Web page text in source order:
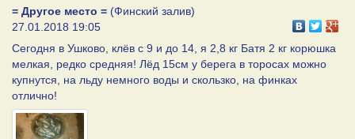
= Другое место = (Финский залив)
27.01.2018 19:05
Сегодня в Ушково, клёв с 9 и до 14, я 2,8 кг Батя 2 кг корюшка
мелкая, редко средняя! Лёд 15см у берега в торосах можно
купнутся, на льду немного воды и скользко, на финках
отлично!